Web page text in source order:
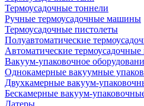
Термоусадочные тоннели
Ручные термоусадочные машины
Термоусадочные пистолеты
Полуавтоматические
Автоматические
Вакуум-упаковочное
Однокамерные вакуумные
Двухкамерные вакуум-
Бескамерные вакуум-
Датеры